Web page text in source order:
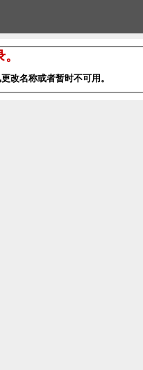
改名称或者暂时不可用。